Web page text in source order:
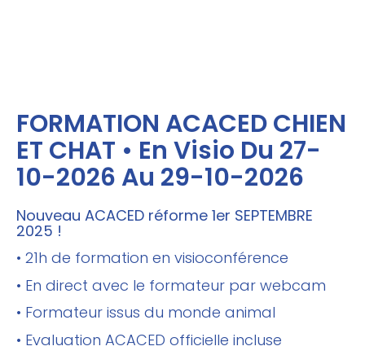
FORMATION ACACED CHIEN
ET CHAT • En Visio Du 27-
10-2026 Au 29-10-2026
Nouveau ACACED réforme 1er SEPTEMBRE
2025 !
• 21h de formation en visioconférence
• En direct avec le formateur par webcam
• Formateur issus du monde animal
• Evaluation ACACED officielle incluse